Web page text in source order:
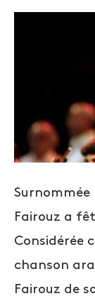
Surnommée
Fairouz a
Considérée
chanson
Fairouz de